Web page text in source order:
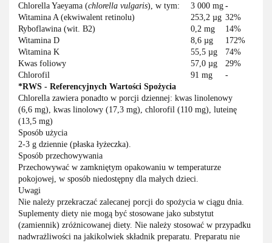
Chlorella Yaeyama (chlorella vulgaris), w tym: 3 000 mg -
Witamina A (ekwiwalent retinolu)
253,2 µg 32%
Ryboflawina (wit. B2)
0,2 mg
14%
Witamina D
8,6 µg
172%
Witamina K
55,5 µg
74%
Kwas foliowy
57,0 µg
29%
Chlorofil
91 mg
-
*RWS - Referencyjnych Wartości Spożycia
Chlorella zawiera ponadto w porcji dziennej: kwas linolenowy
(6,6 mg), kwas linolowy (17,3 mg), chlorofil (110 mg), luteinę
(13,5 mg)
Sposób użycia
2-3 g dziennie (płaska łyżeczka).
Sposób przechowywania
Przechowywać w zamkniętym opakowaniu w temperaturze
pokojowej, w sposób niedostępny dla małych dzieci.
Uwagi
Nie należy przekraczać zalecanej porcji do spożycia w ciągu dnia.
Suplementy diety nie mogą być stosowane jako substytut
(zamiennik) zróżnicowanej diety. Nie należy stosować w przypadku
nadwrażliwości na jakikolwiek składnik preparatu. Preparatu nie